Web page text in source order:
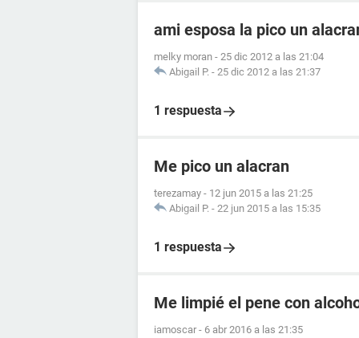
ami esposa la pico un
melky moran - 25 dic 2012 a las 21:04
Abigail P. - 25 dic 2012 a las 21:37
1 respuesta
Me pico un alacran
terezamay - 12 jun 2015 a las 21:25
Abigail P. - 22 jun 2015 a las 15:35
1 respuesta
Me limpié el pene con
iamoscar - 6 abr 2016 a las 21:35